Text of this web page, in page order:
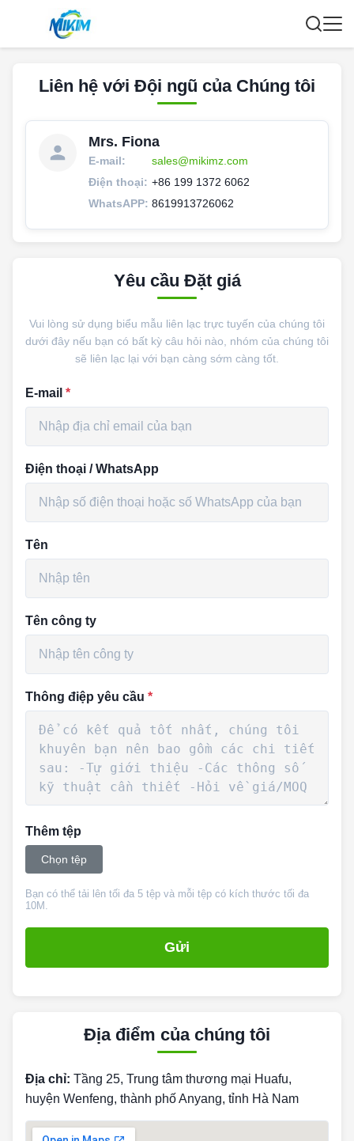
Liên hệ với Đội ngũ của Chúng tôi
Mrs. Fiona
E-mail:
sales@mikimz.com
Điện thoại: +86 199 1372 6062
WhatsAPP: 8619913726062
Yêu cầu Đặt giá
Vui lòng sử dụng biểu mẫu liên lạc trực tuyến của chúng tôi
dưới đây nếu bạn có bất kỳ câu hỏi nào, nhóm của chúng tôi
sẽ liên lạc lại với bạn càng sớm càng tốt.
E-mail *
Điện thoại / WhatsApp
Tên
Tên công ty
Thông điệp yêu cầu *
Thêm tệp
Chọn tệp
Bạn có thể tải lên tối đa 5 tệp và mỗi tệp có kích thước tối đa
10M.
Gửi
Địa điểm của chúng tôi
Địa chỉ: Tầng 25, Trung tâm thương mại Huafu,
huyện Wenfeng, thành phố Anyang, tỉnh Hà Nam